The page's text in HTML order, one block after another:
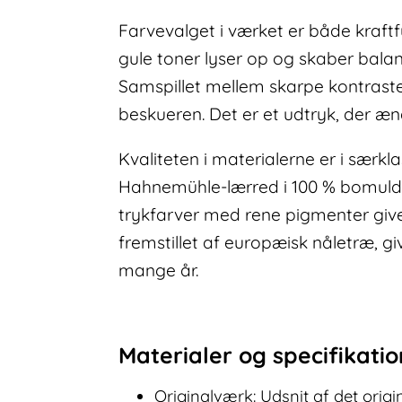
Farvevalget i værket er både
gule toner lyser op og skaber
Samspillet mellem skarpe
beskueren. Det er et udtryk, der
Kvaliteten i materialerne er i
Hahnemühle-lærred i 100 %
trykfarver med rene pigmenter
fremstillet af europæisk nåletræ,
mange år.
Materialer og
Originalværk: Udsnit af det